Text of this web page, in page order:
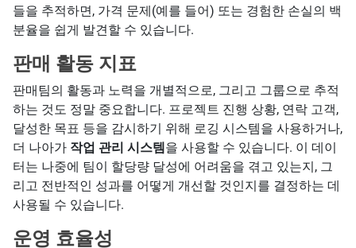
들을 추적하면, 가격 문제(예를 들어) 또는 경험한 손실의 백
분율을 쉽게 발견할 수 있습니다.
판매 활동 지표
판매팀의 활동과 노력을 개별적으로, 그리고 그룹으로 추적
하는 것도 정말 중요합니다. 프로젝트 진행 상황, 연락 고객,
달성한 목표 등을 감시하기 위해 로깅 시스템을 사용하거나,
더 나아가 작업 관리 시스템을 사용할 수 있습니다. 이 데이
터는 나중에 팀이 할당량 달성에 어려움을 겪고 있는지, 그
리고 전반적인 성과를 어떻게 개선할 것인지를 결정하는 데
사용될 수 있습니다.
운영 효율성